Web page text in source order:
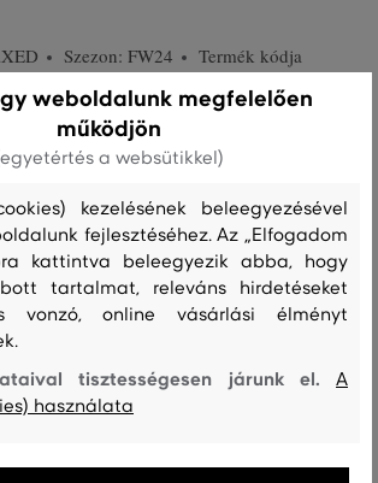
Szezon: FW24
Termék kódja
Összetétel
Kezelési útmutató
weboldalunk megfelelően
működjön
a websütikkel)
kezelésének beleegyezésével
fejlesztéséhez. Az „Elfogadom
kattintva beleegyezik abba, hogy
tartalmat, releváns hirdetéseket
vonzó, online vásárlási élményt
tisztességesen járunk el.A
használata